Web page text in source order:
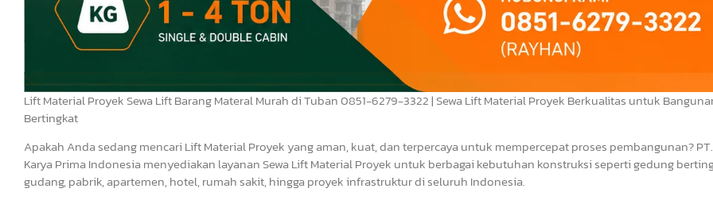
Lift Material Proyek Sewa Lift Barang Materal Murah di Tuban 0851-6279-3322 | Sewa Lift Material Proyek Berkualitas untuk
Bertingkat
Apakah Anda sedang mencari Lift Material Proyek yang aman, kuat, dan terpercaya untuk mempercepat proses pembangunan?
Karya Prima Indonesia menyediakan layanan Sewa Lift Material Proyek untuk berbagai kebutuhan konstruksi seperti gedung
gudang, pabrik, apartemen, hotel, rumah sakit, hingga proyek infrastruktur di seluruh Indonesia.